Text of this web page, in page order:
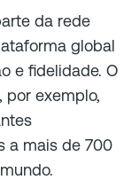
da rede
global
e fidelidade. O
por exemplo,
a mais de 700